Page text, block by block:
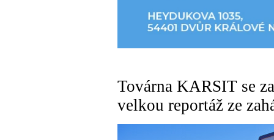
Továrna KARSIT se
velkou reportáž ze